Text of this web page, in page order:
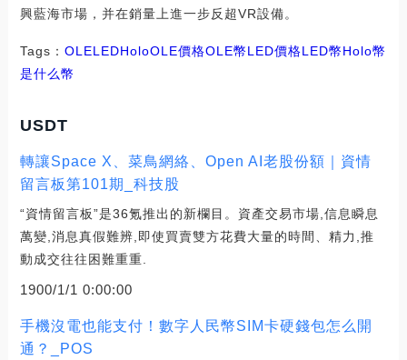
興藍海市場，并在銷量上進一步反超VR設備。
Tags： OLELEDHoloOLE價格OLE幣LED價格LED幣Holo幣
是什么幣
USDT
轉讓Space X、菜鳥網絡、Open AI老股份額｜資情
留言板第101期_科技股
“資情留言板”是36氪推出的新欄目。資產交易市場,信息瞬息
萬變,消息真假難辨,即使買賣雙方花費大量的時間、精力,推
動成交往往困難重重.
1900/1/1 0:00:00
手機沒電也能支付！數字人民幣SIM卡硬錢包怎么開
通？_POS